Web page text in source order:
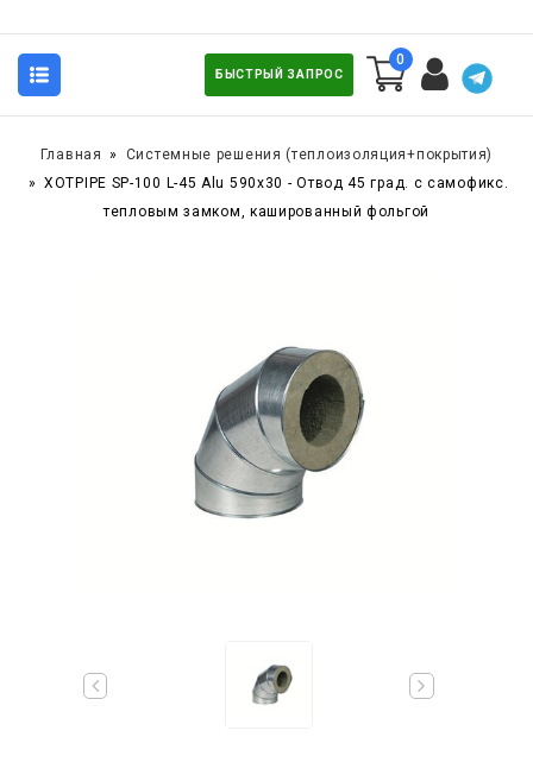
БЫСТРЫЙ ЗАПРОС
0
Главная
Системные решения (теплоизоляция+покрытия)
XOTPIPE SP-100 L-45 Alu 590x30 - Отвод 45 град. c самофикс.
тепловым замком, кашированный фольгой